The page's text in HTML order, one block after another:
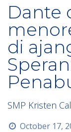
Dante
di
SMP Kristen
October 17,